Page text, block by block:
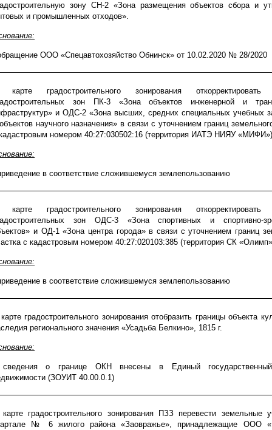
зону СН-2 «Зона размещения объектов сбора и
и промышленных отходов».
ООО «Спецавтохозяйство Обнинск» от 10.02.2020 № 28/2020
градостроительного зонирования откорректировать
зон ПК-3 «Зона объектов инженерной и
и ОДС-2 «Зона высших, средних специальных учебных
научного назначения» в связи с уточнением границ
номером 40:27:030502:16 (территория ИАТЭ НИЯУ
в соответствие сложившемуся землепользованию
градостроительного зонирования откорректировать
зон ОДС-3 «Зона спортивных и спортивно-
и ОД-1 «Зона центра города» в связи с уточнением границ
с кадастровым номером 40:27:020103:385 (территория СК
в соответствие сложившемуся землепользованию
градостроительного зонирования отобразить границы объекта
регионального значения «Усадьба Белкино», 1815 г.
о границе ОКН внесены в Единый
(ЗОУИТ 40.00.0.1)
градостроительного зонирования ПЗЗ перевести земельные
№ 6 жилого района «Заовражье», принадлежащие ООО